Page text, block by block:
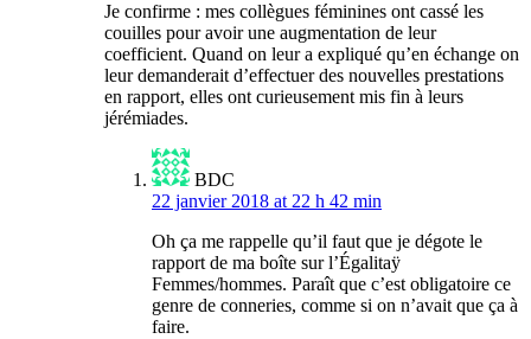
Je confirme : mes collègues féminines ont cassé les
couilles pour avoir une augmentation de leur
coefficient. Quand on leur a expliqué qu’en échange on
leur demanderait d’effectuer des nouvelles prestations
en rapport, elles ont curieusement mis fin à leurs
jérémiades.
BDC
22 janvier 2018 at 22 h 42 min
Oh ça me rappelle qu’il faut que je dégote le
rapport de ma boîte sur l’Égalitaÿ
Femmes/hommes. Paraît que c’est obligatoire ce
genre de conneries, comme si on n’avait que ça à
faire.